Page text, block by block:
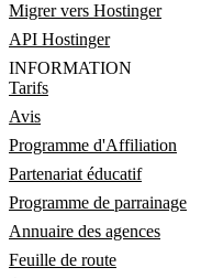
Migrer vers Hostinger
API Hostinger
INFORMATION
Tarifs
Avis
Programme d'Affiliation
Partenariat éducatif
Programme de parrainage
Annuaire des agences
Feuille de route